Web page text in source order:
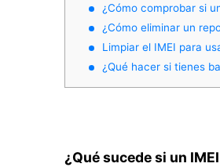
¿Cómo comprobar si
¿Cómo eliminar un
Limpiar el IMEI para
¿Qué hacer si tienes
¿Qué sucede si un